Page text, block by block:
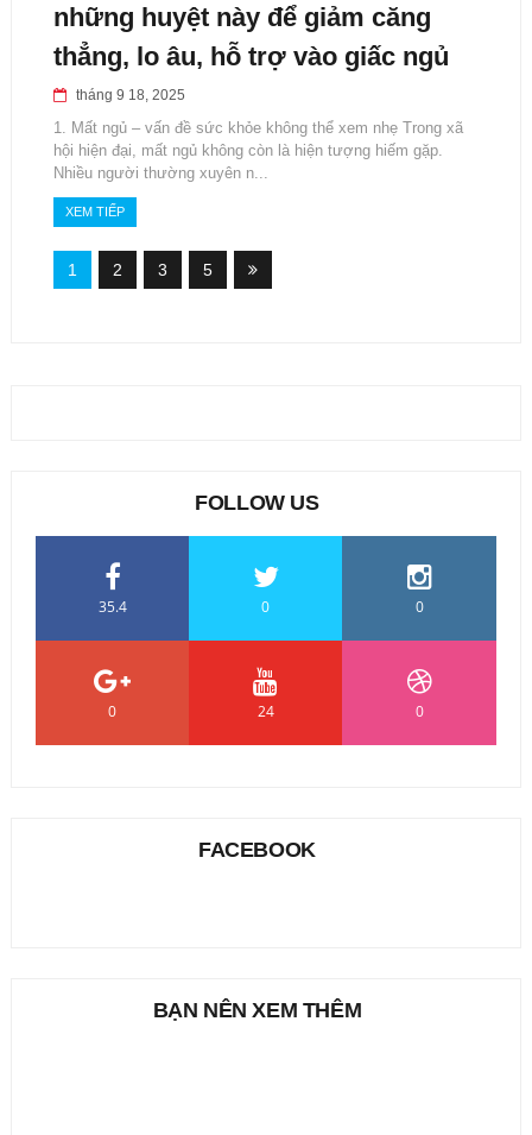
những huyệt này để giảm căng
thẳng, lo âu, hỗ trợ vào giấc ngủ
tháng 9 18, 2025
1. Mất ngủ – vấn đề sức khỏe không thể xem nhẹ Trong xã
hội hiện đại, mất ngủ không còn là hiện tượng hiếm gặp.
Nhiều người thường xuyên n...
XEM TIẾP
1 2 3 5
FOLLOW US
35.4 0 0
0 24 0
FACEBOOK
BẠN NÊN XEM THÊM